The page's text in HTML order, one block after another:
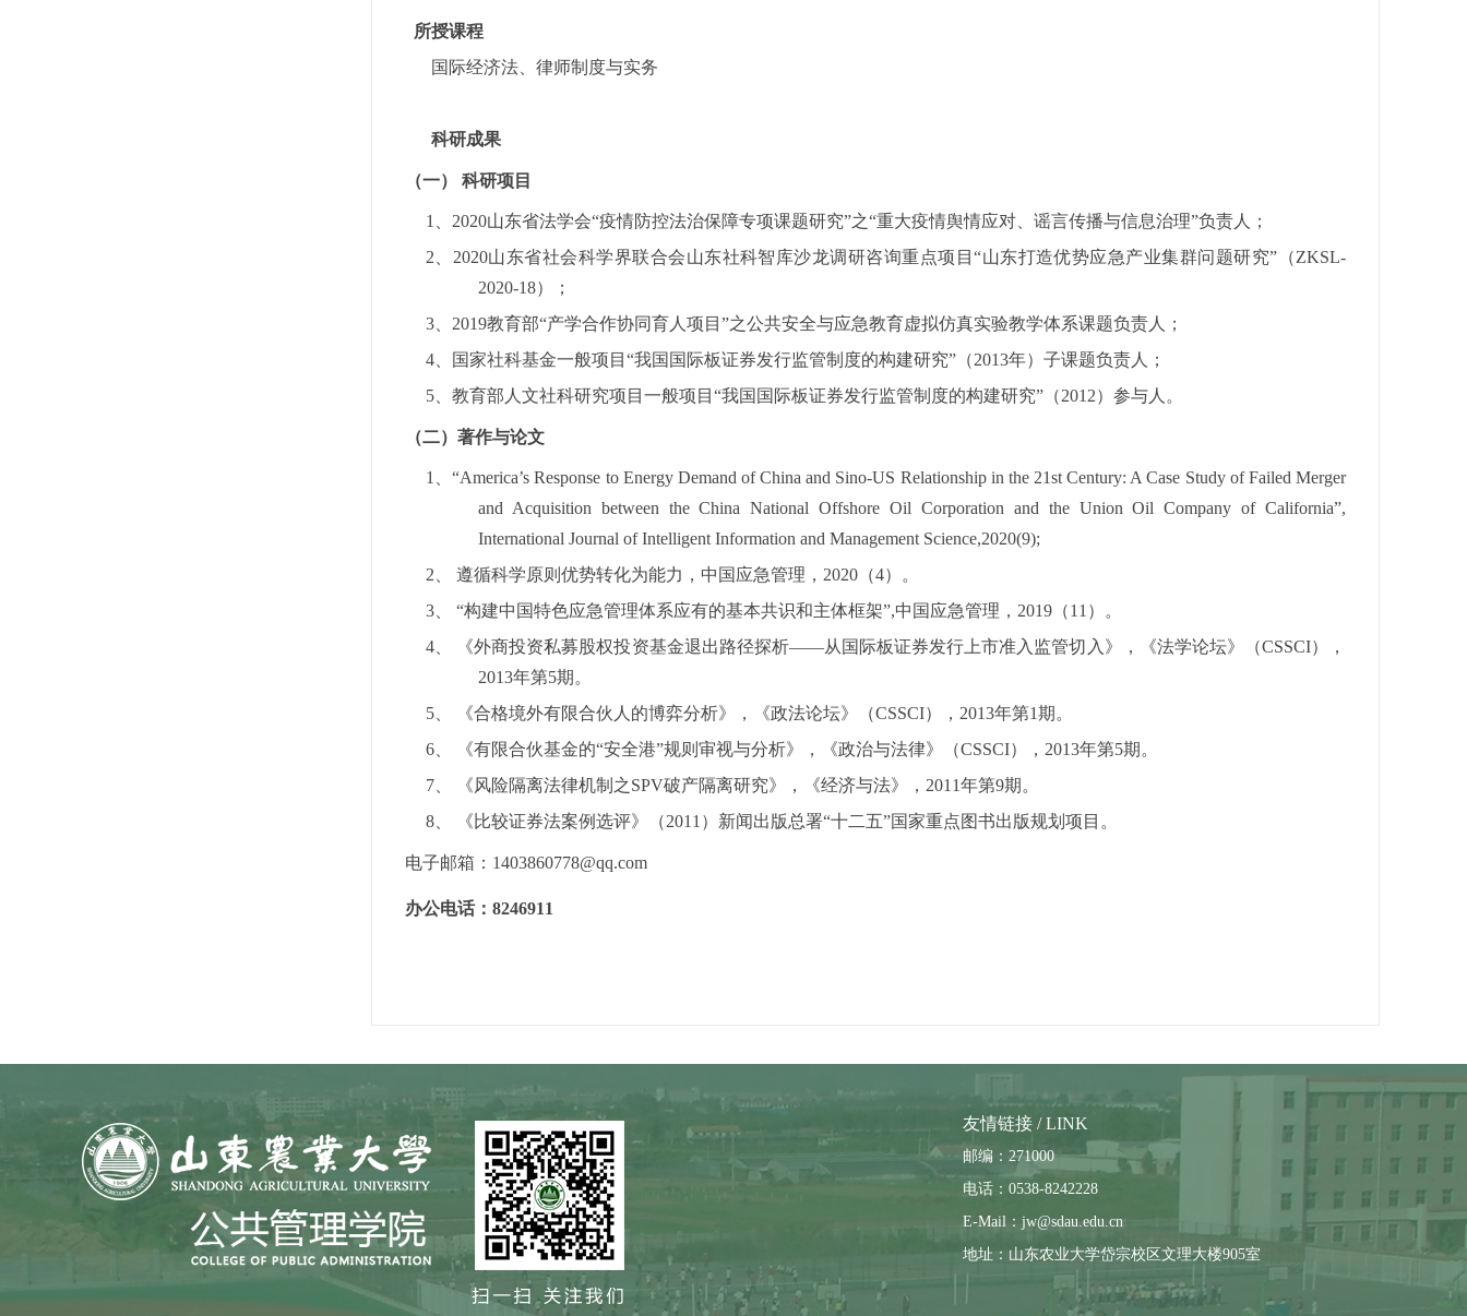
所授课程
国际经济法、律师制度与实务
科研成果
（一） 科研项目
1、 2020山东省法学会“疫情防控法治保障专项课题研究”之“重大疫情舆情应对、谣言传播与信息治理”负责人；
2、 2020山东省社会科学界联合会山东社科智库沙龙调研咨询重点项目“山东打造优势应急产业集群问题研究”（ZKSL-
2020-18）；
3、 2019教育部“产学合作协同育人项目”之公共安全与应急教育虚拟仿真实验教学体系课题负责人；
4、
国家社科基金一般项目 “我国国际板证券发行监管制度的构建研究” （2013年）子课题负责人；
5、 教育部人文社科研究项目一般项目 “我国国际板证券发行监管制度的构建研究”（2012）参与人。
（二）著作与论文
1、“America’s Response to Energy Demand of China and Sino-US Relationship in the 21st Century: A Case Study of Failed Merger
and Acquisition between the China National Offshore Oil Corporation and the Union Oil Company of California”,
International Journal of Intelligent Information and Management Science,2020(9);
2、 遵循科学原则 优势转化为能力，中国应急管理， 2020 （4）。
3、 “构建中国特色应急管理体系应有的基本共识和主体框架”,中国应急管理， 2019 （11 ）。
4、
《外商投资私募股权投资基金退出路径探析——从国际板证券发行上市准入监管切入》，《法学论坛》（CSSCI），
2013年第5期。
5、
《合格境外有限合伙人的博弈分析》，《政法论坛》（CSSCI）， 2013年第1期。
6、
《有限合伙基金的“安全港”规则审视与分析》，《政治与法律》（CSSCI）， 2013年第5期。
7、
《风险隔离法律机制之SPV破产隔离研究》，《经济与法》， 2011年第9期。
8、
《比较证券法案例选评》（2011 ）新闻出版总署“十二五”国家重点图书出版规划项目。
电子邮箱： 1403860778@qq.com
办公电话：8246911
友情链接 / LINK
邮编：271000
电话：0538-8242228
E-Mail：jw@sdau.edu.cn
地址：山东农业大学岱宗校区文理大楼905室